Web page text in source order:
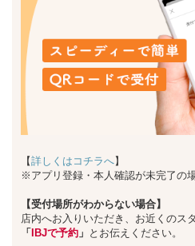
【詳しくはコチラへ】
※アプリ登録・本人確認が未完了の
【受付場所がわからない場合】
店内へお入りいただき、お近くのス
「IBJで予約 」 とお伝えください。